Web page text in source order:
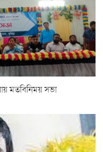
মতবিনিময় সভা